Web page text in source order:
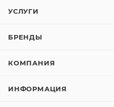
УСЛУГИ
БРЕНДЫ
КОМПАНИЯ
ИНФОРМАЦИЯ